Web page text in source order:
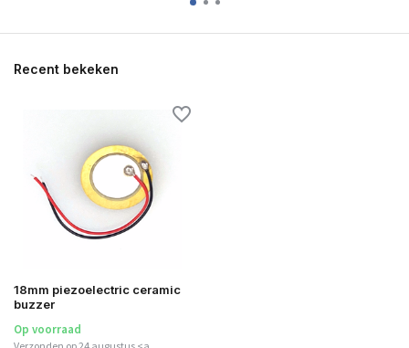
Recent bekeken
18mm piezoelectric ceramic
buzzer
Op voorraad